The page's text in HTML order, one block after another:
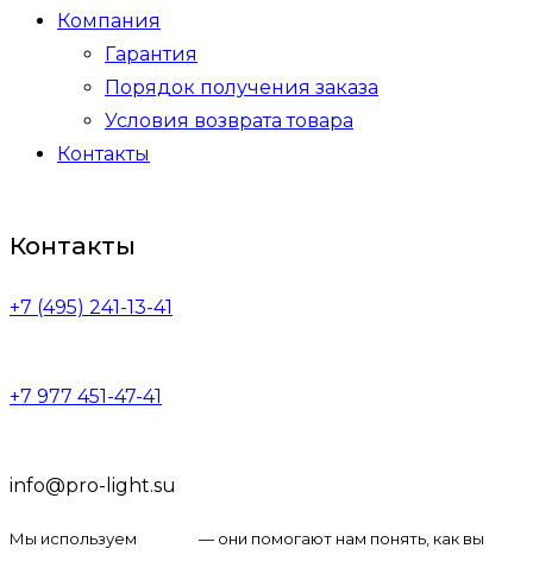
Компания
Гарантия
Порядок получения заказа
Условия возврата товара
Контакты
Контакты
+7 (495) 241-13-41
+7 977 451-47-41
info@pro-light.su
Мы используем
— они помогают нам понять, как вы